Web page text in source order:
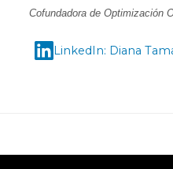
Cofundadora de Optimización
LinkedIn: Diana